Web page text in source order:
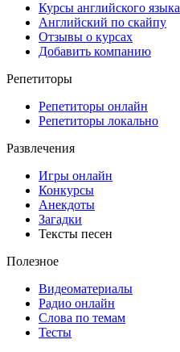
Курсы английского языка
Английский по скайпу
Отзывы о курсах
Добавить компанию
Репетиторы
Репетиторы онлайн
Репетиторы локально
Развлечения
Игры онлайн
Конкурсы
Анекдоты
Загадки
Тексты песен
Полезное
Видеоматериалы
Радио онлайн
Слова по темам
Тесты